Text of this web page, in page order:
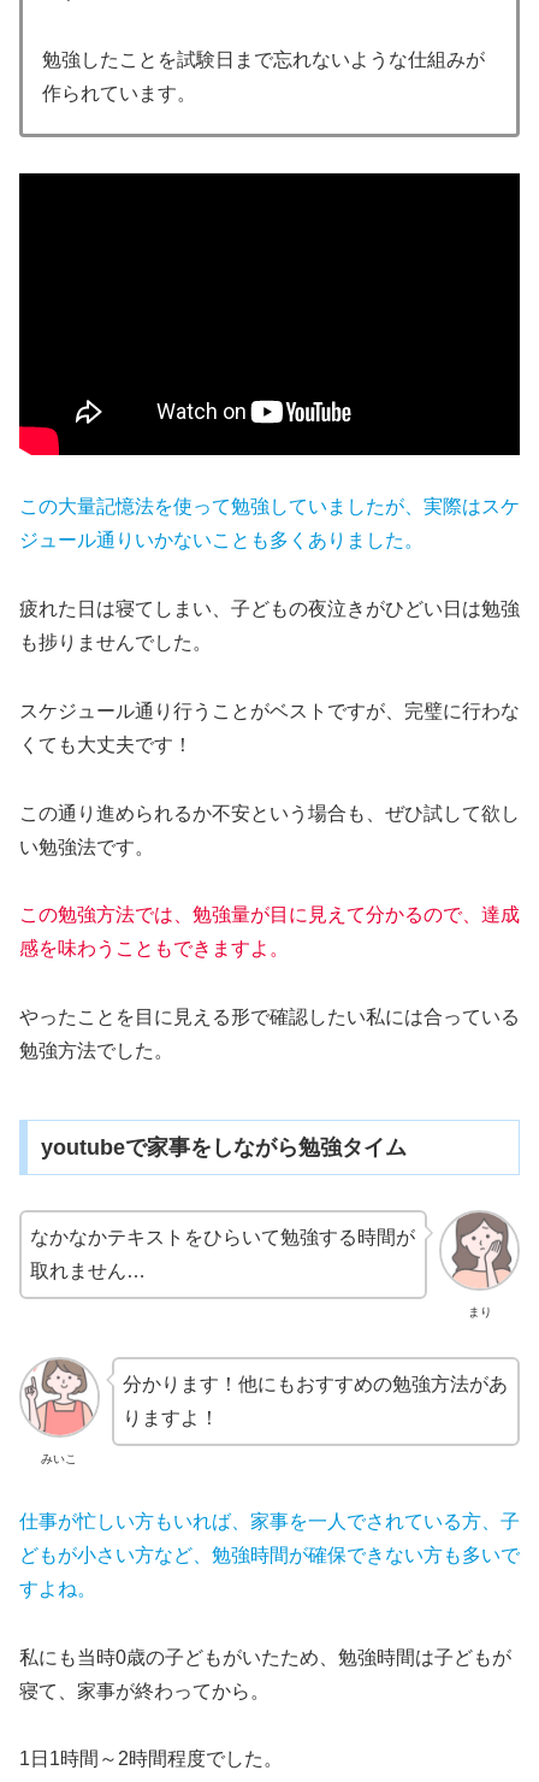
勉強したことを試験日まで忘れないような仕組みが
作られています。
この大量記憶法を使って勉強していましたが、実際はスケ
ジュール通りいかないことも多くありました。
疲れた日は寝てしまい、子どもの夜泣きがひどい日は勉強
も捗りませんでした。
スケジュール通り行うことがベストですが、完璧に行わな
くても大丈夫です！
この通り進められるか不安という場合も、ぜひ試して欲し
い勉強法です。
この勉強方法では、勉強量が目に見えて分かるので、達成
感を味わうこともできますよ。
やったことを目に見える形で確認したい私には合っている
勉強方法でした。
youtubeで家事をしながら勉強タイム
まり
なかなかテキストをひらいて勉強する時間が
取れません…
みいこ
分かります！他にもおすすめの勉強方法があ
りますよ！
仕事が忙しい方もいれば、家事を一人でされている方、子
どもが小さい方など、勉強時間が確保できない方も多いで
すよね。
私にも当時0歳の子どもがいたため、勉強時間は子どもが
寝て、家事が終わってから。
1日1時間～2時間程度でした。